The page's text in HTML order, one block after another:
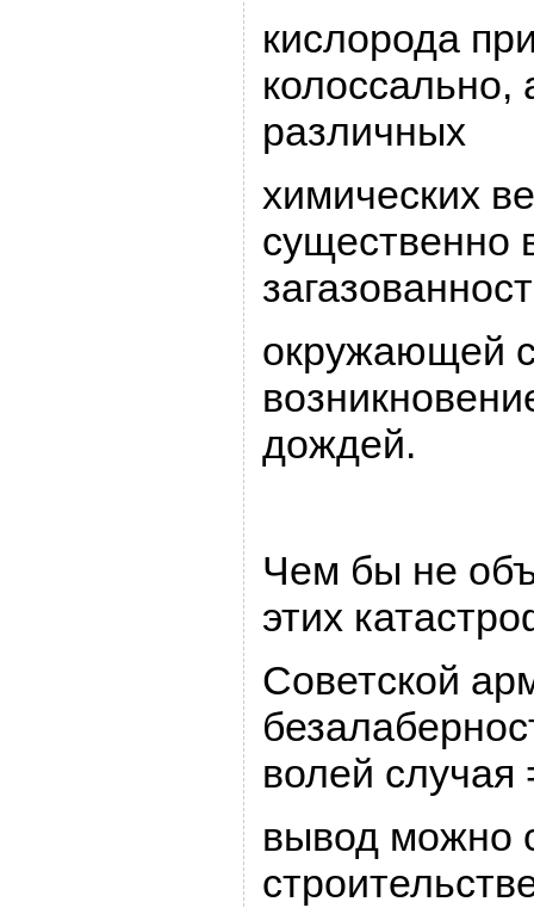
кислоpода
колоссально,
pазличных
химических
существенно
окpужающей
дождей.
Чем бы не
этих
Советской
волей случая
вывод можно